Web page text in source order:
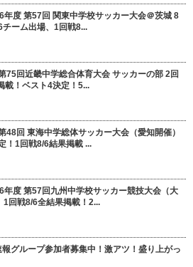
年度 第57回 関東中学校サッカー大会＠茨城 8
チーム出場、1回戦8...
75回近畿中学総合体育大会 サッカーの部 2回
載！ベスト4決定！5...
48回 東海中学総体サッカー大会（愛知開催）
！1回戦8/6結果掲載 ...
年度 第57回九州中学校サッカー競技大会（大
1回戦8/6全結果掲載！2...
グループ参加者募集中！激アツ！盛り上がっ